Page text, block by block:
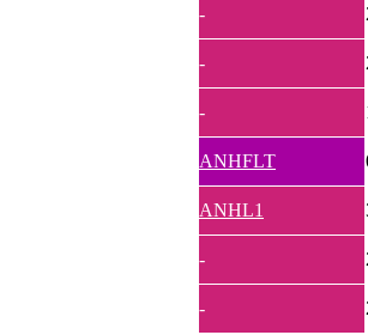
-
-
-
ANHFLT
ANHL1
-
-